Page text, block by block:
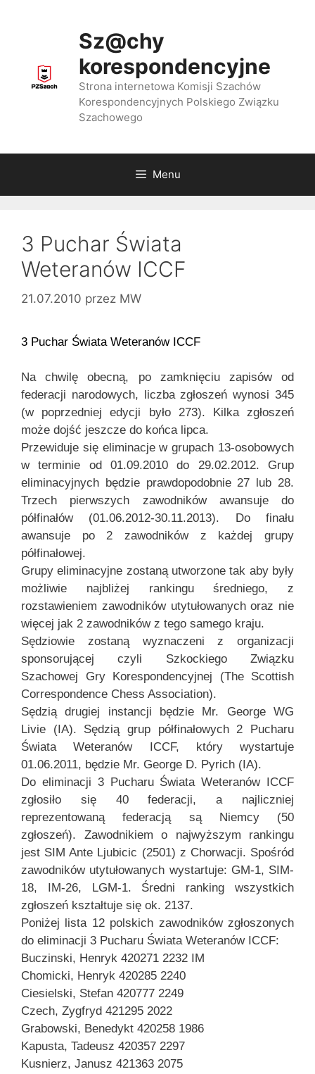
Sz@chy
korespondencyjne
Strona internetowa Komisji Szachów
Korespondencyjnych Polskiego Związku
Szachowego
Menu
3 Puchar Świata
Weteranów ICCF
21.07.2010 przez MW
3 Puchar Świata Weteranów ICCF
Na chwilę obecną, po zamknięciu zapisów od
federacji narodowych, liczba zgłoszeń wynosi 345
(w poprzedniej edycji było 273). Kilka zgłoszeń
może dojść jeszcze do końca lipca.
Przewiduje się eliminacje w grupach 13-osobowych
w terminie od 01.09.2010 do 29.02.2012. Grup
eliminacyjnych będzie prawdopodobnie 27 lub 28.
Trzech pierwszych zawodników awansuje do
półfinałów (01.06.2012-30.11.2013). Do finału
awansuje po 2 zawodników z każdej grupy
półfinałowej.
Grupy eliminacyjne zostaną utworzone tak aby były
możliwie najbliżej rankingu średniego, z
rozstawieniem zawodników utytułowanych oraz nie
więcej jak 2 zawodników z tego samego kraju.
Sędziowie zostaną wyznaczeni z organizacji
sponsorującej czyli Szkockiego Związku
Szachowej Gry Korespondencyjnej (The Scottish
Correspondence Chess Association).
Sędzią drugiej instancji będzie Mr. George WG
Livie (IA). Sędzią grup półfinałowych 2 Pucharu
Świata Weteranów ICCF, który wystartuje
01.06.2011, będzie Mr. George D. Pyrich (IA).
Do eliminacji 3 Pucharu Świata Weteranów ICCF
zgłosiło się 40 federacji, a najliczniej
reprezentowaną federacją są Niemcy (50
zgłoszeń). Zawodnikiem o najwyższym rankingu
jest SIM Ante Ljubicic (2501) z Chorwacji. Spośród
zawodników utytułowanych wystartuje: GM-1, SIM-
18, IM-26, LGM-1. Średni ranking wszystkich
zgłoszeń kształtuje się ok. 2137.
Poniżej lista 12 polskich zawodników zgłoszonych
do eliminacji 3 Pucharu Świata Weteranów ICCF:
Buczinski, Henryk 420271 2232 IM
Chomicki, Henryk 420285 2240
Ciesielski, Stefan 420777 2249
Czech, Zygfryd 421295 2022
Grabowski, Benedykt 420258 1986
Kapusta, Tadeusz 420357 2297
Kusnierz, Janusz 421363 2075